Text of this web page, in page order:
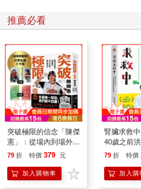
中生活反而比較自在，因為我又可以像小
的快感。雖然，我的課業表現被爛到不行
理想，但是我在學校社團裡的表現卻是大
子軍成員、永不退職的啦啦隊長、學校大
甚至還舉辦過學校有史以來最盛大的活動
學校生活多采多姿，讓我沒有想用打工來
也還是常跟家人去吃王品牛排館，每次去
服務，讓我心情超級好！
「我也想成為那樣可以讓人感受到快樂的
聯考前的最後一個暑假，我決定去王品牛
的平價牛排館打工，看看能不能滿足我的
那家牛排館的老闆非常客氣，雖然我只是
推薦必看
突破極限的信念「陳傑
憲」：從場內到場外，
台灣隊長全力以赴的堅
「日常私服小卡組」）
79 折 特價 379 元
加入購物車
腎臟求救
40歲之前
就告訴我這
79 折 特價
加入購